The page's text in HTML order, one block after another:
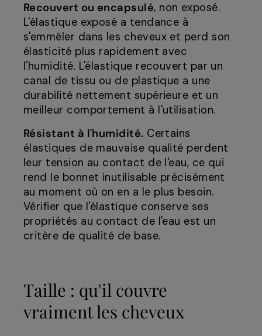
Recouvert ou encapsulé, non exposé.
L'élastique exposé a tendance à
s'emmêler dans les cheveux et perd son
élasticité plus rapidement avec
l'humidité. L'élastique recouvert par un
canal de tissu ou de plastique a une
durabilité nettement supérieure et un
meilleur comportement à l'utilisation.
Résistant à l'humidité. Certains
élastiques de mauvaise qualité perdent
leur tension au contact de l'eau, ce qui
rend le bonnet inutilisable précisément
au moment où on en a le plus besoin.
Vérifier que l'élastique conserve ses
propriétés au contact de l'eau est un
critère de qualité de base.
Taille : qu'il couvre
vraiment les cheveux